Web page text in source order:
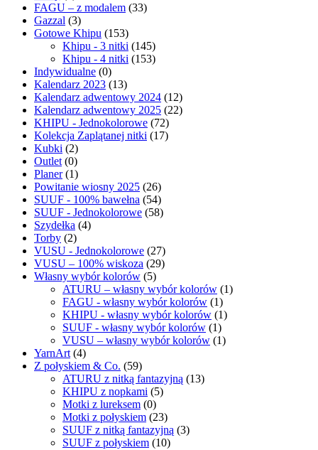
FAGU – z modalem (33)
Gazzal (3)
Gotowe Khipu (153)
Khipu - 3 nitki (145)
Khipu - 4 nitki (153)
Indywidualne (0)
Kalendarz 2023 (13)
Kalendarz adwentowy 2024 (12)
Kalendarz adwentowy 2025 (22)
KHIPU - Jednokolorowe (72)
Kolekcja Zaplątanej nitki (17)
Kubki (2)
Outlet (0)
Planer (1)
Powitanie wiosny 2025 (26)
SUUF - 100% bawełna (54)
SUUF - Jednokolorowe (58)
Szydełka (4)
Torby (2)
VUSU - Jednokolorowe (27)
VUSU – 100% wiskoza (29)
Własny wybór kolorów (5)
ATURU – własny wybór kolorów (1)
FAGU - własny wybór kolorów (1)
KHIPU - własny wybór kolorów (1)
SUUF - własny wybór kolorów (1)
VUSU – własny wybór kolorów (1)
YarnArt (4)
Z połyskiem & Co. (59)
ATURU z nitką fantazyjną (13)
KHIPU z nopkami (5)
Motki z lureksem (0)
Motki z połyskiem (23)
SUUF z nitką fantazyjną (3)
SUUF z połyskiem (10)